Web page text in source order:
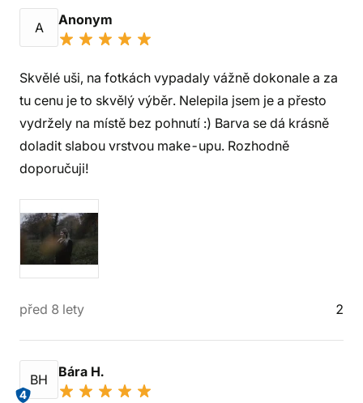
A Anonym
Skvělé uši, na fotkách vypadaly vážně dokonale a za
tu cenu je to skvělý výběr. Nelepila jsem je a přesto
vydržely na místě bez pohnutí :) Barva se dá krásně
doladit slabou vrstvou make-upu. Rozhodně
doporučuji!
před 8 lety 2
BH
4
Bára H.